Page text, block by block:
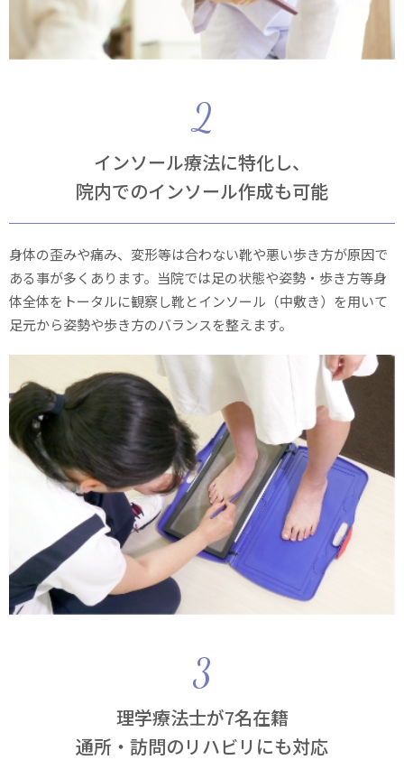
インソール療法に特化し、
院内でのインソール作成も可能
身体の歪みや痛み、変形等は合わない靴や悪い歩き方が原因で
ある事が多くあります。当院では足の状態や姿勢・歩き方等身
体全体をトータルに観察し靴とインソール（中敷き）を用いて
足元から姿勢や歩き方のバランスを整えます。
理学療法士が7名在籍
通所・訪問のリハビリにも対応